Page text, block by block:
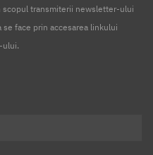
scopul transmiterii newsletter-ului
se face prin accesarea linkului
ului.